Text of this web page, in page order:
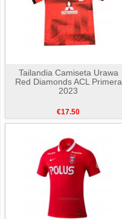
Tailandia Camiseta Urawa
Red Diamonds ACL Primera
2023
€17.50